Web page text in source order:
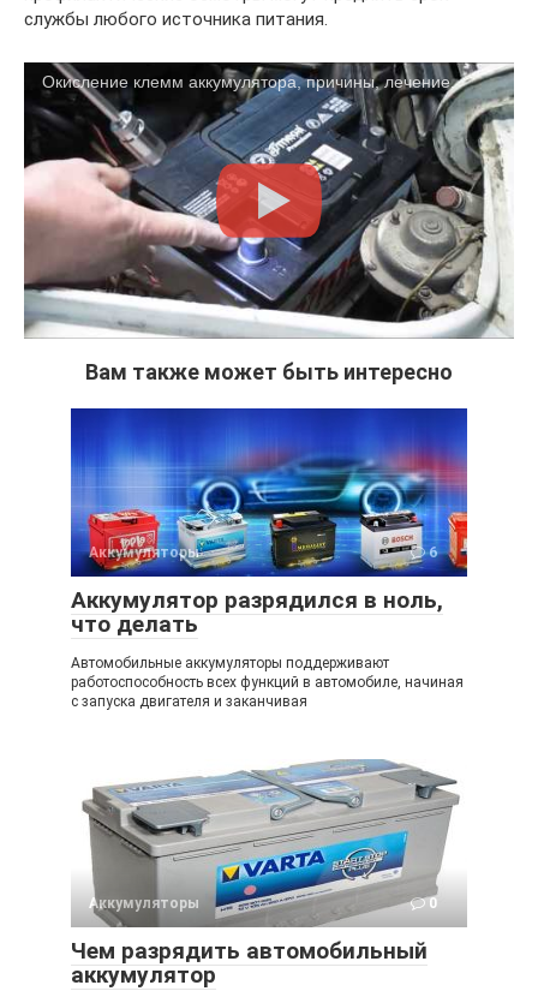
службы любого источника питания.
Окисление клемм аккумулятора, причины, лечение.
Вам также может быть интересно
Аккумуляторы 6
Аккумулятор разрядился в ноль,
что делать
Автомобильные аккумуляторы поддерживают
работоспособность всех функций в автомобиле, начиная
с запуска двигателя и заканчивая
Аккумуляторы 0
Чем разрядить автомобильный
аккумулятор